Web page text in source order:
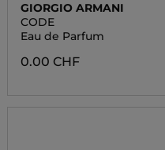
GIORGIO ARMANI
CODE
Eau de Parfum
0.00 CHF